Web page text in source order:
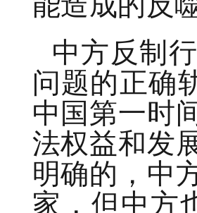
中方反制
问题的正确
中国第一时
法权益和发
明确的，中
家，但中方